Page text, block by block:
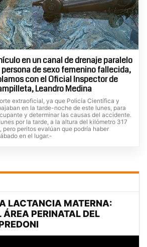
en un canal de drenaje paralelo
de sexo femenino fallecida,
con el Oficial Inspector de
Leandro Medina
extraoficial, ya que Policía Científica y
en la tarde-noche de este lunes, para
y determinar las causas del accidente.
por la tarde, a la altura del kilómetro 317
pero peritos evalúan que podría haber
en el lugar.-